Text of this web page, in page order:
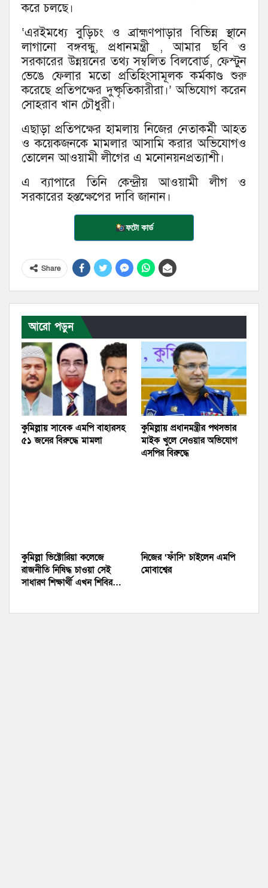
করে চলছে।
‘এরইমধ্যে বুড়িচং ও ব্রাহ্মণপাড়ার বিভিন্ন স্থানে
লাগানো বঙ্গবন্ধু, প্রধানমন্ত্রী , আমার ছবি ও
সরকারের উন্নয়নের তথ্য সম্বলিত বিলবোর্ড, ফেস্টুন
ভেঙে ফেলার মতো প্রতিহিংসামূলক কর্মকাণ্ড শুরু
করেছে প্রতিপক্ষের দুষ্কৃতিকারীরা।’ অভিযোগ করেন
সোহরাব খান চৌধুরী।
এছাড়া প্রতিপক্ষের হামলায় নিজের নেতাকর্মী আহত
ও কয়েকজনকে মামলার আসামি করার অভিযোগও
তোলেন আওয়ামী লীগের এ মনোনয়নপ্রত্যাশী।
এ ব্যাপারে তিনি কেন্দ্রীয় আওয়ামী লীগ ও
সরকারের হস্তক্ষেপের দাবি জানান।
ফটো কার্ড
Share
আরো পড়ুন
কুমিল্লায় সাবেক এমপি বাহারসহ
৫১ জনের বিরুদ্ধে মামলা
কুমিল্লায় প্রধানমন্ত্রীর পথসভার
মাইক খুলে নেওয়ার অভিযোগ
এসপির বিরুদ্ধে
কুমিল্লা ভিক্টোরিয়া কলেজে
রাজনীতি নিষিদ্ধ চাওয়া সেই
সাধারণ শিক্ষার্থী এখন শিবির…
নিজের ‘ফাঁসি’ চাইলেন এমপি
মোবাশ্বের